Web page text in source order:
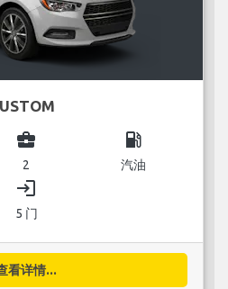
business_center
2
local_gas_station
汽油
login
5 门
看详情...